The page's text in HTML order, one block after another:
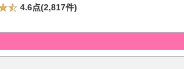
4.6点(2,817件)